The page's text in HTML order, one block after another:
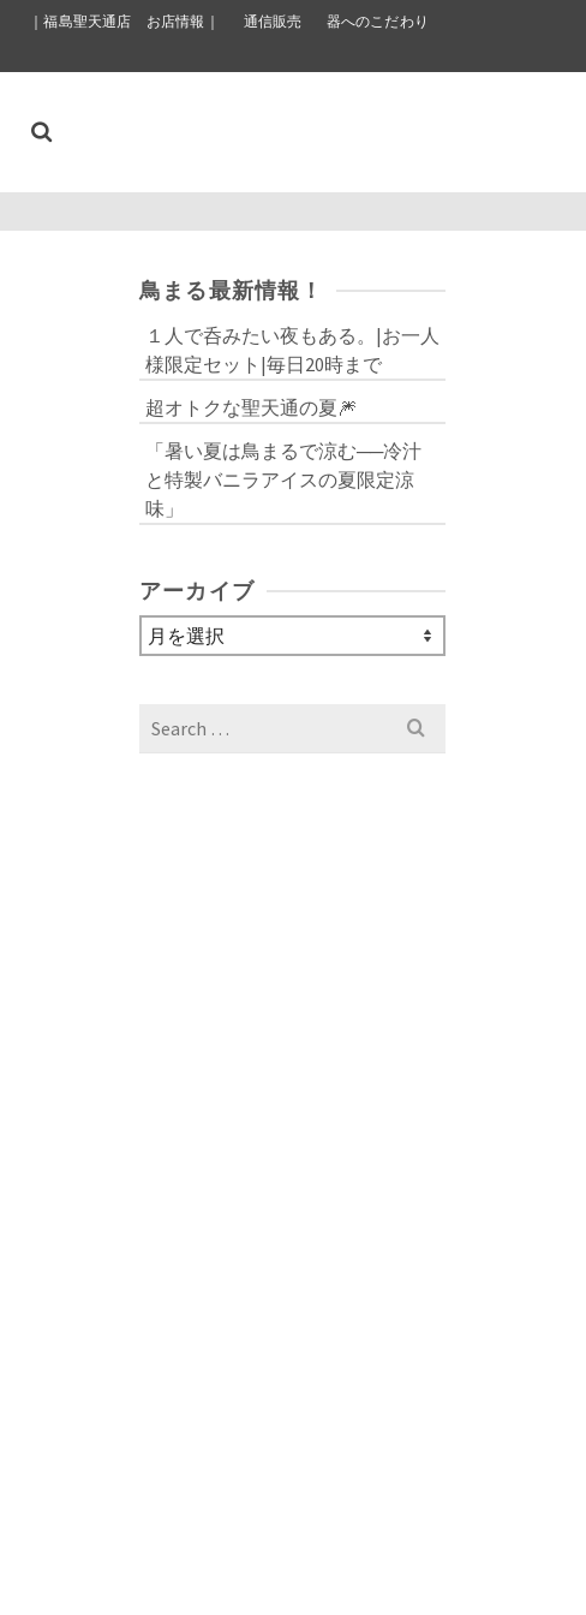
｜福島聖天通店 お店情報｜ 通信販売
器へのこだわり
鳥まる最新情報！
１人で呑みたい夜もある。|お一人
様限定セット|毎日20時まで
超オトクな聖天通の夏🎆
「暑い夏は鳥まるで涼む──冷汁
と特製バニラアイスの夏限定涼
味」
アーカイブ
ア
ー
Search